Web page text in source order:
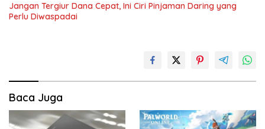
Jangan Tergiur Dana Cepat, Ini Ciri Pinjaman Daring yang
Perlu Diwaspadai
Baca Juga